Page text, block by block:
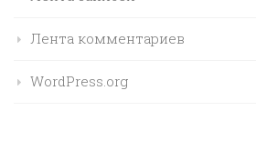
Лента комментариев
WordPress.org